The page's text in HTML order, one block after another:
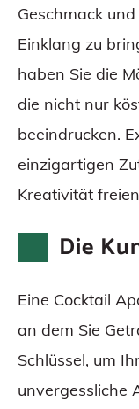
Geschmack
Einklang zu
haben Sie die
die nicht nur
beeindrucken.
einzigartigen
Kreativität
Die
Eine Cocktail
an dem Sie
Schlüssel, um
unvergessliche